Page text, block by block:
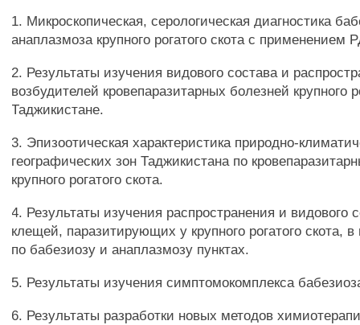
1. Микроскопическая, серологическая диагностика
анаплазмоза крупного рогатого скота с
2. Результаты изучения видового состава и
возбудителей кровепаразитарных болезней крупного
Таджикистане.
3. Эпизоотическая характеристика природно-
географических зон Таджикистана по
крупного рогатого скота.
4. Результаты изучения распространения и видового
клещей, паразитирующих у крупного рогатого скота,
по бабезиозу и анаплазмозу пунктах.
5. Результаты изучения симптомокомплекса
6. Результаты разработки новых методов